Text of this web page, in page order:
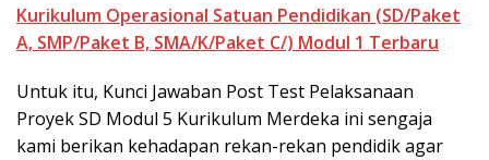
Kurikulum Operasional Satuan Pendidikan (SD/Paket
A, SMP/Paket B, SMA/K/Paket C/) Modul 1 Terbaru
Untuk itu, Kunci Jawaban Post Test Pelaksanaan
Proyek SD Modul 5 Kurikulum Merdeka ini sengaja
kami berikan kehadapan rekan-rekan pendidik agar